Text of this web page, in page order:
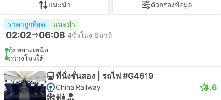
แนะนำ ตัวกรองข้อมูล
ราคาถูกที่สุด แนะนำ
02:02 06:08 4ชั่วโมง 6นาที
กุ้ยหยางเหนือ
กวางโจวใต้
ที่นั่งชั้นสอง | รถไฟ #G4619
China Railway 4.6